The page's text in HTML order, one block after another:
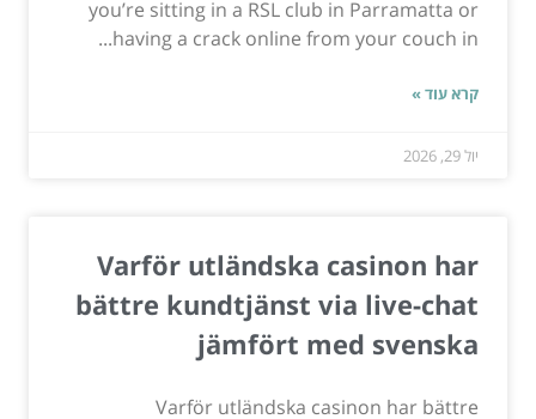
you’re sitting in a RSL club in Parramatta or
having a crack online from your couch in...
קרא עוד »
יול 29, 2026
Varför utländska casinon har
bättre kundtjänst via live-chat
jämfört med svenska
Varför utländska casinon har bättre